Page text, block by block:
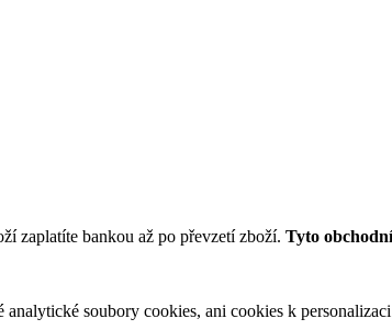
zaplatíte bankou až po převzetí zboží. Tyto
soubory cookies, ani cookies k